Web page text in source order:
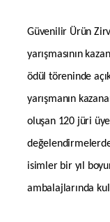
Güvenilir Ürün
yarışmasının
ödül töreninde
yarışmanın
oluşan 120 jüri
isimler bir yıl
ambalajlarında